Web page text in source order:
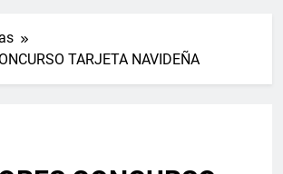
TARJETA NAVIDEÑA